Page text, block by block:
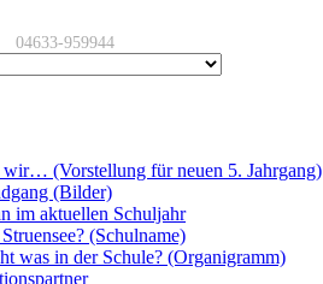
04633-959944
wir… (Vorstellung für neuen 5. Jahrgang)
(Bilder)
im aktuellen Schuljahr
(Schulname)
was in der Schule? (Organigramm)